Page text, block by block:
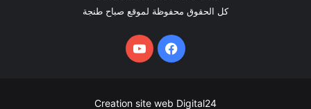
كل الحقوق محفوظة لموقع صباح طنجة
فيسبوكيوتيوب
Creation site web Digital24